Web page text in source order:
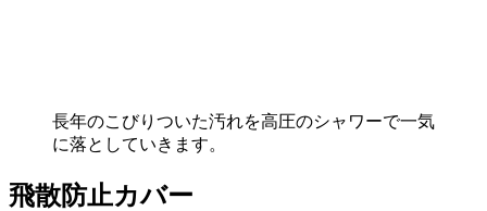
長年のこびりついた汚れを高圧のシャワーで一気
に落としていきます。
飛散防止カバー